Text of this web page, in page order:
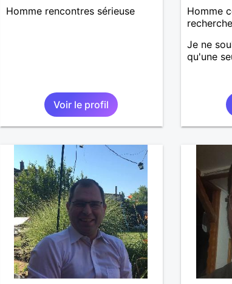
Homme rencontres sérieuse
Voir le profil
Homme
Je ne
qu'une